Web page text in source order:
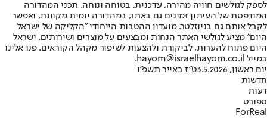
לספק לגולשים חוויה מהירה, עדכנית, בטוחה ונוחה. תכני המהדורה
המודפסת של העיתון זמינים גם באתר, במהדורה יומית מקוונת, ואפשר
לקבל אותם גם בניוזלטר. מועדון ההטבות הייחודי "הקליקה של ישראל
היום" מציע לגולשי האתר הנחות ומבצעים על מוצרים ושירותים. ישראל
היום פתוח להערות, לביקורת ולהצעות לשיפור מקהל הקוראים. פנו אלינו
במייל hayom@israelhayom.co.il.
יום ראשון, 3.5.2026
ט"ז באייר תשפ"ו
חדשות
דעות
ספורט
ForReal